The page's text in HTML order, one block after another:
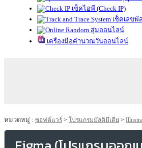
เช็คไอพี (Check IP)
เช็คเลขพั
สุ่มออนไลน์
เครื่องมือคำนวณวันออนไลน์
หมวดหมู่ : ซอฟต์แวร์ > โปรแกรมมัลติมีเดีย >